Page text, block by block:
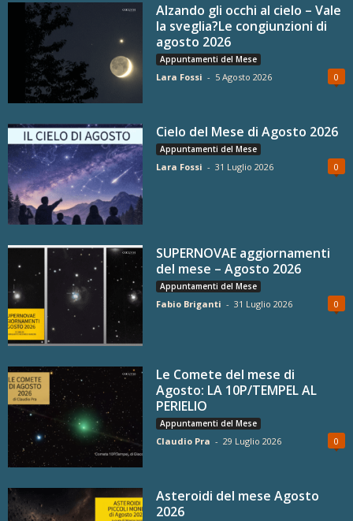
Alzando gli occhi al cielo – Vale
la sveglia?Le congiunzioni di
agosto 2026
Appuntamenti del Mese
Lara Fossi - 5 Agosto 2026 0
Cielo del Mese di Agosto 2026
Appuntamenti del Mese
Lara Fossi - 31 Luglio 2026 0
SUPERNOVAE aggiornamenti
del mese – Agosto 2026
Appuntamenti del Mese
Fabio Briganti - 31 Luglio 2026 0
Le Comete del mese di
Agosto: LA 10P/TEMPEL AL
PERIELIO
Appuntamenti del Mese
Claudio Pra - 29 Luglio 2026 0
Asteroidi del mese Agosto
2026